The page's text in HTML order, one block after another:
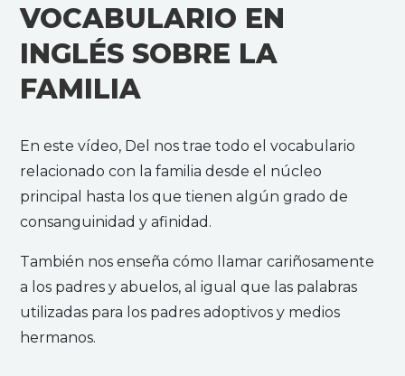
VOCABULARIO EN
INGLÉS SOBRE LA
FAMILIA
En este vídeo, Del nos trae todo el vocabulario
relacionado con la familia desde el núcleo
principal hasta los que tienen algún grado de
consanguinidad y afinidad.
También nos enseña cómo llamar cariñosamente
a los padres y abuelos, al igual que las palabras
utilizadas para los padres adoptivos y medios
hermanos.